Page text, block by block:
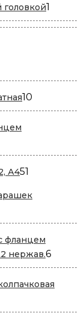
головкой1
товар
10
товаров
А451
фланцем
нержав.66